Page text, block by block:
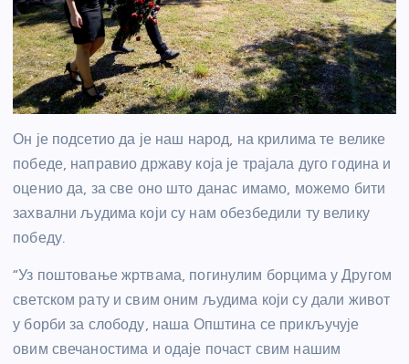
Он је подсетио да је наш народ, на крилима те велике
победе, направио државу која је трајала дуго година и
оценио да, за све оно што данас имамо, можемо бити
захвални људима који су нам обезбедили ту велику
победу.
“Уз поштовање жртвама, погинулим борцима у Другом
светском рату и свим оним људима који су дали живот
у борби за слободу, наша Општина се прикључује
овим свечаностима и одаје почаст свим нашим